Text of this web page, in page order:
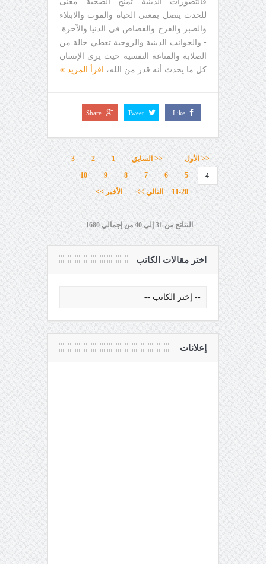
للحدث يتصل بمعنى الحياة والموت والابتلاء
والصبر والفرج والقصاص في الدنيا والآخرة.
• والجوانب الدينية والروحية تعطي حالة من
الصلابة والمناعة النفسية حيث يرى الإنسان
كل ما يحدث أنه قدر من الله،
اقرأ المزيد
Like
Tweet
Share
<< الأول << السابق 1
2
3
4
5
6
7
8
9
10
11-20
التالي >> الأخير >>
النتائج من 31 إلى 40 من إجمالي 1680
اختر مقالات الكاتب
إعلانات